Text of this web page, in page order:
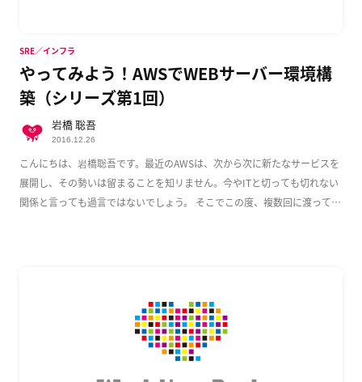
やってみよう！AWSでWEBサーバー環境構
築（シリーズ第1回）
こんにちは、岩橋聡吾です。最近のAWSは、次から次に新たなサービスを
展開し、その勢いは留まることを知リません。今やITと切っても切れない
関係と言っても過言ではないでしょう。 そこでこの度、複数回に渡って
SRE／インフラ
岩橋 聡吾
2016.12.26